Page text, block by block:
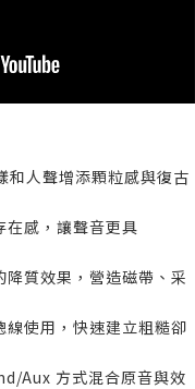
和人聲增添顆粒感與復古
在感，讓聲音更具
質效果，營造磁帶、采
使用，快速建立粗糙卻
Aux 方式混合原音與效